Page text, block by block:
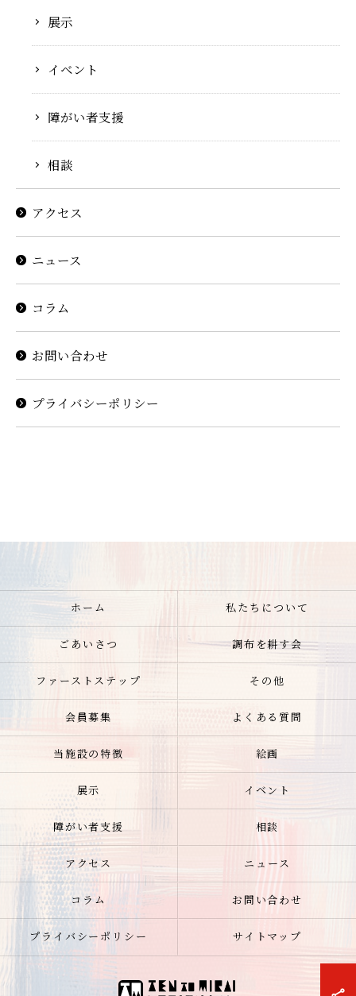
展示
イベント
障がい者支援
相談
アクセス
ニュース
コラム
お問い合わせ
プライバシーポリシー
ホーム 私たちについて
ごあいさつ 調布を耕す会
ファーストステップ その他
会員募集 よくある質問
当施設の特徴 絵画
展示 イベント
障がい者支援 相談
アクセス ニュース
コラム お問い合わせ
プライバシーポリシー サイトマップ
お問い合わせはこちら